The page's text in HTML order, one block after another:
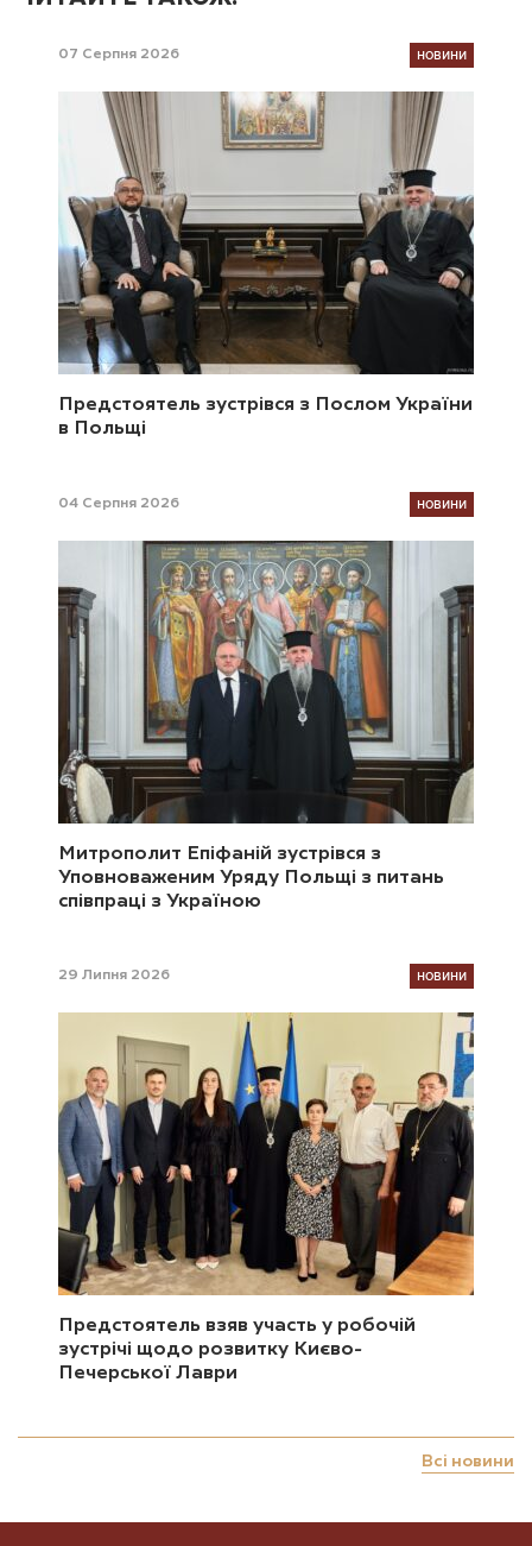
07 Серпня 2026 НОВИНИ
Предстоятель зустрівся з Послом України
в Польщі
04 Серпня 2026 НОВИНИ
Митрополит Епіфаній зустрівся з
Уповноваженим Уряду Польщі з питань
співпраці з Україною
29 Липня 2026 НОВИНИ
Предстоятель взяв участь у робочій
зустрічі щодо розвитку Києво-
Печерської Лаври
Всі новини